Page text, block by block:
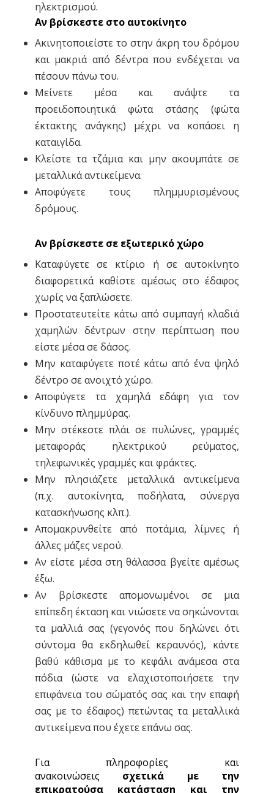
ηλεκτρισμού.
Αν βρίσκεστε στο αυτοκίνητο
Ακινητοποιείστε το στην άκρη του δρόμου
και μακριά από δέντρα που ενδέχεται να
πέσουν πάνω του.
Μείνετε μέσα και ανάψτε τα
προειδοποιητικά φώτα στάσης (φώτα
έκτακτης ανάγκης) μέχρι να κοπάσει η
καταιγίδα.
Κλείστε τα τζάμια και μην ακουμπάτε σε
μεταλλικά αντικείμενα.
Αποφύγετε τους πλημμυρισμένους
δρόμους.
Αν βρίσκεστε σε εξωτερικό χώρο
Καταφύγετε σε κτίριο ή σε αυτοκίνητο
διαφορετικά καθίστε αμέσως στο έδαφος
χωρίς να ξαπλώσετε.
Προστατευτείτε κάτω από συμπαγή κλαδιά
χαμηλών δέντρων στην περίπτωση που
είστε μέσα σε δάσος.
Μην καταφύγετε ποτέ κάτω από ένα ψηλό
δέντρο σε ανοιχτό χώρο.
Αποφύγετε τα χαμηλά εδάφη για τον
κίνδυνο πλημμύρας.
Μην στέκεστε πλάι σε πυλώνες, γραμμές
μεταφοράς ηλεκτρικού ρεύματος,
τηλεφωνικές γραμμές και φράκτες.
Μην πλησιάζετε μεταλλικά αντικείμενα
(π.χ. αυτοκίνητα, ποδήλατα, σύνεργα
κατασκήνωσης κλπ.).
Απομακρυνθείτε από ποτάμια, λίμνες ή
άλλες μάζες νερού.
Αν είστε μέσα στη θάλασσα βγείτε αμέσως
έξω.
Αν βρίσκεστε απομονωμένοι σε μια
επίπεδη έκταση και νιώσετε να σηκώνονται
τα μαλλιά σας (γεγονός που δηλώνει ότι
σύντομα θα εκδηλωθεί κεραυνός), κάντε
βαθύ κάθισμα με το κεφάλι ανάμεσα στα
πόδια (ώστε να ελαχιστοποιήσετε την
επιφάνεια του σώματός σας και την επαφή
σας με το έδαφος) πετώντας τα μεταλλικά
αντικείμενα που έχετε επάνω σας.
Για πληροφορίες και
ανακοινώσεις σχετικά με την
επικρατούσα κατάσταση και την